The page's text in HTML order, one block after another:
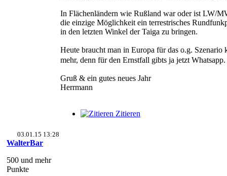
In Flächenländern wie Rußland war oder ist LW/
die einzige Möglichkeit ein terrestrisches
in den letzten Winkel der Taiga zu bringen.
Heute braucht man in Europa für das o.g. Szenario
mehr, denn für den Ernstfall gibts ja jetzt Whatsapp.
Gruß & ein gutes neues Jahr
Herrmann
Zitieren
03.01.15 13:28
WalterBar
500 und mehr
Punkte